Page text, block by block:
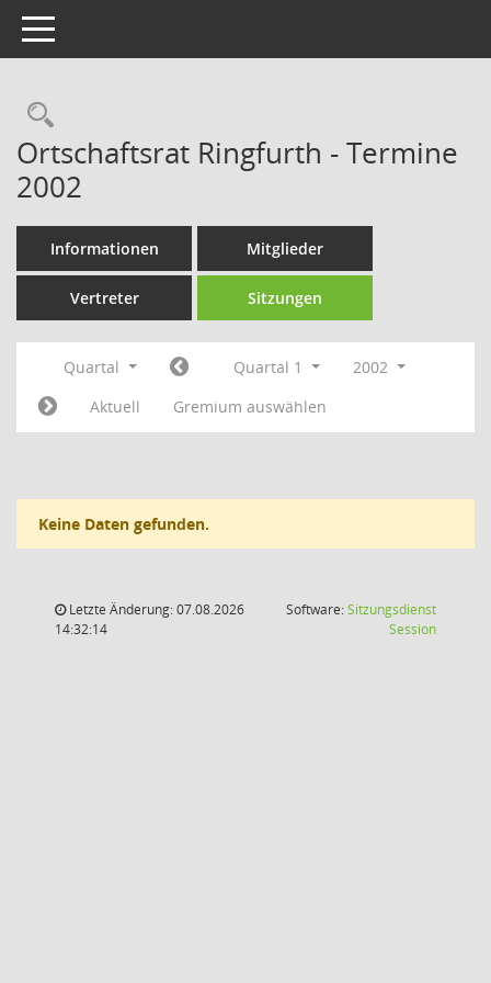
Toggle navigation
Rechercheauswahl
Ortschaftsrat Ringfurth - Termine
2002
Informationen Mitglieder
Vertreter Sitzungen
Quartal Quartal 1
2002
Aktuell
Gremium auswählen
Keine Daten gefunden.
Letzte Änderung: 07.08.2026
14:32:14
Software:Sitzungsdienst
Session(Wird in